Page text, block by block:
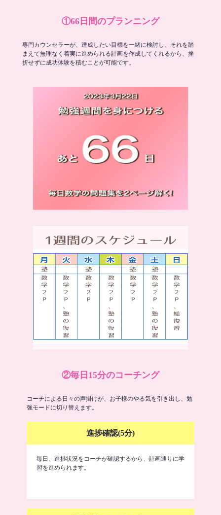
①66日間のプランニング
専門カウンセラーが、達成したい目標を一緒に検討し、それを踏
まえて無理なく着実に進められる計画を作成してくれるから、挫
折せずに成功体験を積むことが可能です。
②毎日15分のコーチング
コーチによる日々の声掛けが、お子様のやる気を引き出し、勉
強モードに切り替えます。
進捗確認(5分)
毎日、進捗状況をコーチが確認するから、計画通りに学
習を進められます。